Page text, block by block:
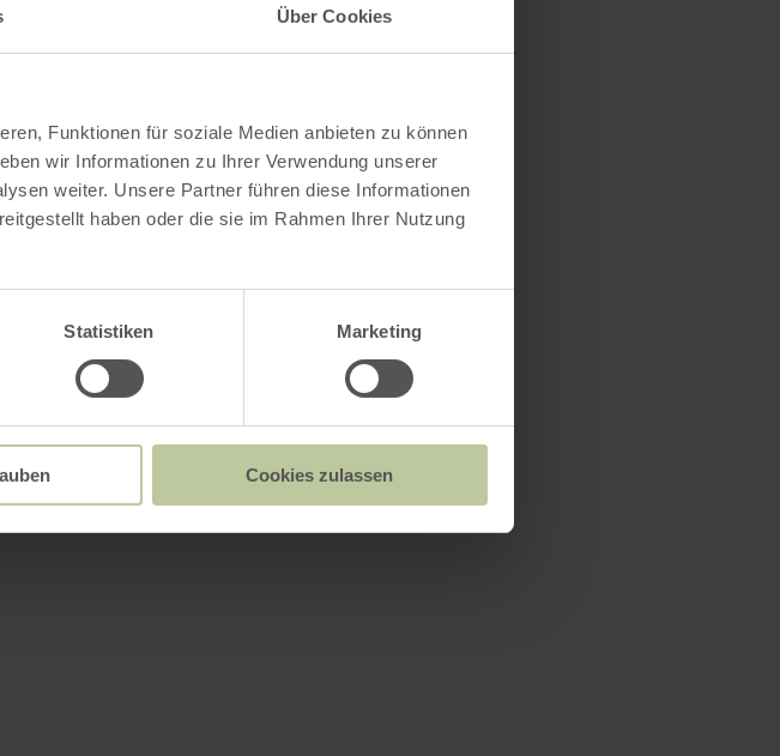
Über Cookies
Funktionen für soziale Medien anbieten zu können
wir Informationen zu Ihrer Verwendung unserer
weiter. Unsere Partner führen diese Informationen
haben oder die sie im Rahmen Ihrer Nutzung
Statistiken Marketing
Cookies zulassen